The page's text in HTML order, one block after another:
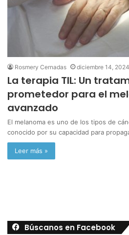
Rosmery Cernadas diciembre 14, 2024
La terapia TIL: Un
prometedor para el
avanzado
El melanoma es uno de los tipos de
conocido por su capacidad para
Leer más »
Búscanos en Facebook